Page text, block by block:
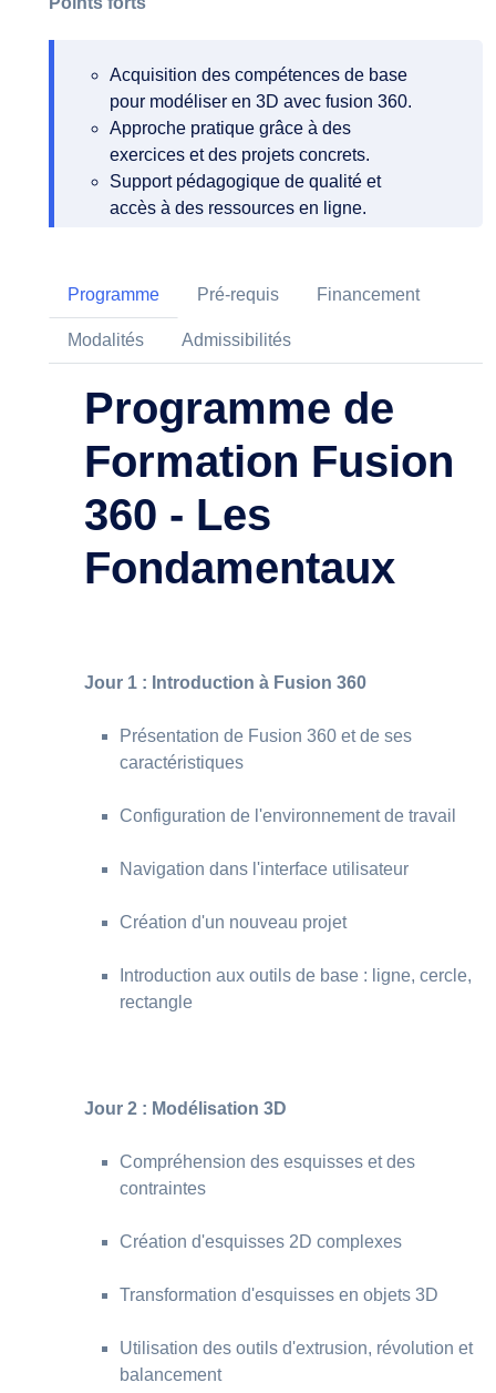
Acquisition des compétences de base
pour modéliser en 3D avec fusion 360.
Approche pratique grâce à des
exercices et des projets concrets.
Support pédagogique de qualité et
accès à des ressources en ligne.
Programme Pré-requis Financement
Modalités Admissibilités
Programme de
Formation Fusion
360 - Les
Fondamentaux
Jour 1 : Introduction à Fusion 360
Présentation de Fusion 360 et de ses
caractéristiques
Configuration de l'environnement de travail
Navigation dans l'interface utilisateur
Création d'un nouveau projet
Introduction aux outils de base : ligne, cercle,
rectangle
Jour 2 : Modélisation 3D
Compréhension des esquisses et des
contraintes
Création d'esquisses 2D complexes
Transformation d'esquisses en objets 3D
Utilisation des outils d'extrusion, révolution et
balancement